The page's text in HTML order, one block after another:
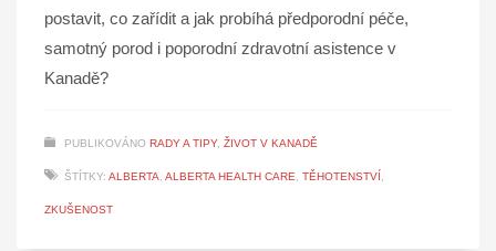
postavit, co zařídit a jak probíhá předporodní péče,
samotný porod i poporodní zdravotní asistence v
Kanadě?
PUBLIKOVÁNO RADY A TIPY, ŽIVOT V KANADĚ
ŠTÍTKY: ALBERTA, ALBERTA HEALTH CARE, TĚHOTENSTVÍ,
ZKUŠENOST